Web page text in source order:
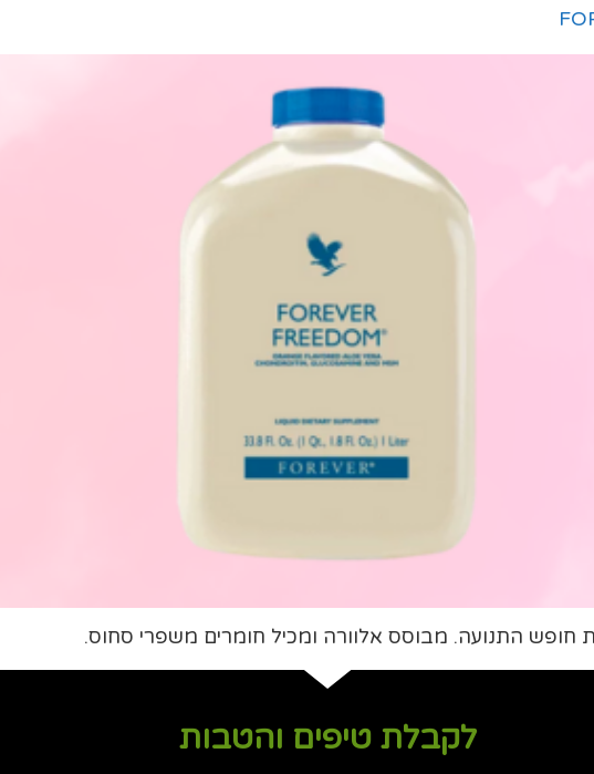
חופש התנועה. מבוסס אלוורה ומכיל חומרים משפרי סחוס.
לקבלת טיפים והטבות